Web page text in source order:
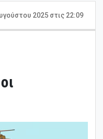
2025 στις 22:09